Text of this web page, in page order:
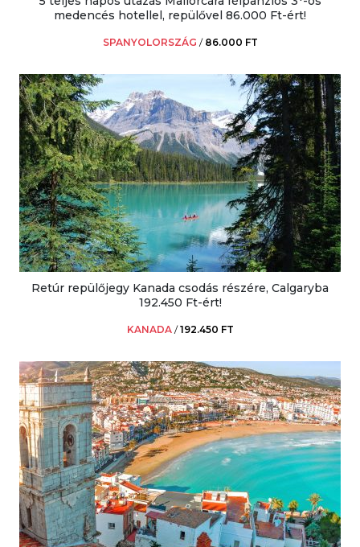
medencés hotellel, repülővel 86.000 Ft-ért!
SPANYOLORSZÁG / 86.000 FT
Retúr repülőjegy Kanada csodás részére, Calgaryba
192.450 Ft-ért!
KANADA /192.450 FT